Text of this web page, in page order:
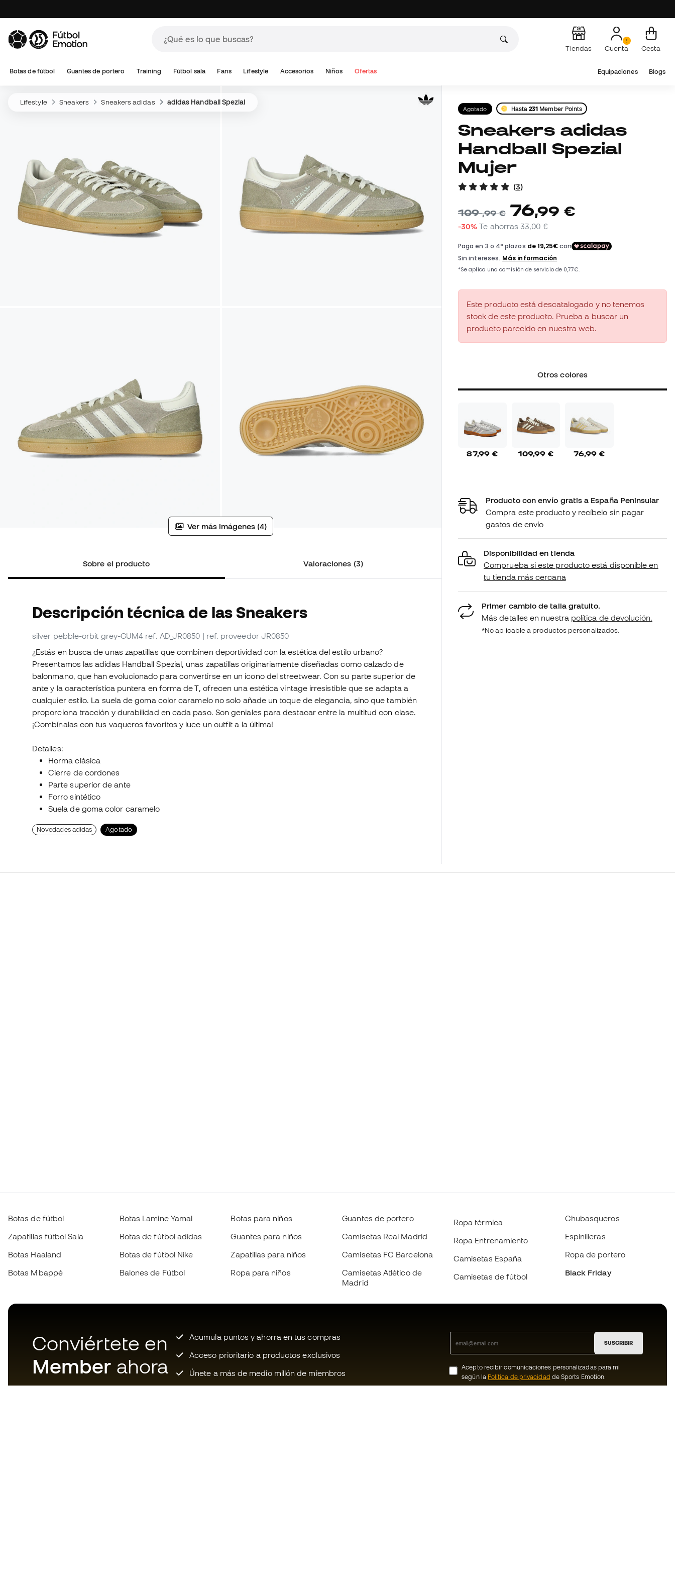
Tiendas Cuenta Cesta
Botas de fútbol Guantes de portero Training Fútbol sala Fans Lifestyle Accesorios Niños Ofertas Equipaciones Blogs
Lifestyle Sneakers Sneakers adidas adidas Handball Spezial
Ver más imágenes (4)
Sobre el producto Valoraciones (3)
Descripción técnica de las Sneakers
silver pebble-orbit grey-GUM4 ref. AD_JR0850 | ref. proveedor JR0850
¿Estás en busca de unas zapatillas que combinen deportividad con la estética del estilo urbano?
Presentamos las adidas Handball Spezial, unas zapatillas originariamente diseñadas como calzado de
balonmano, que han evolucionado para convertirse en un icono del streetwear. Con su parte superior de
ante y la característica puntera en forma de T, ofrecen una estética vintage irresistible que se adapta a
cualquier estilo. La suela de goma color caramelo no solo añade un toque de elegancia, sino que también
proporciona tracción y durabilidad en cada paso. Son geniales para destacar entre la multitud con clase.
¡Combínalas con tus vaqueros favoritos y luce un outfit a la última!
Detalles:
Horma clásica
Cierre de cordones
Parte superior de ante
Forro sintético
Suela de goma color caramelo
Novedades adidas Agotado
Agotado Hasta231 Member Points
Sneakers adidas
Handball Spezial
Mujer
(3)
109,99 € 76,99 €
-30% Te ahorras33,00 €
Este producto está descatalogado y no tenemos
stock de este producto. Prueba a buscar un
producto parecido en nuestra web.
Otros colores
87,99 € 109,99 € 76,99 €
Producto con envío gratis a España Peninsular
Compra este producto y recíbelo sin pagar
gastos de envío
Disponibilidad en tienda
Comprueba si este producto está disponible en
tu tienda más cercana
Primer cambio de talla gratuito.
Más detalles en nuestra política de devolución.
*No aplicable a productos personalizados.
Botas de fútbol
Zapatillas fútbol Sala
Botas Haaland
Botas Mbappé
Botas Lamine Yamal
Botas de fútbol adidas
Botas de fútbol Nike
Balones de Fútbol
Botas para niños
Guantes para niños
Zapatillas para niños
Ropa para niños
Guantes de portero
Camisetas Real Madrid
Camisetas FC Barcelona
Camisetas Atlético de
Madrid
Ropa térmica
Ropa Entrenamiento
Camisetas España
Camisetas de fútbol
Chubasqueros
Espinilleras
Ropa de portero
Black Friday
Conviértete en
Member ahora
Acumula puntos y ahorra en tus compras
Acceso prioritario a productos exclusivos
Únete a más de medio millón de miembros
SUSCRIBIR
Acepto recibir comunicaciones personalizadas para mi
según la Política de privacidad de Sports Emotion.